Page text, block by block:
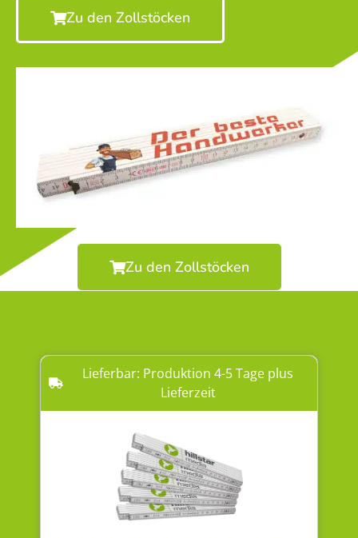
Zu den Zollstöcken
Zu den Zollstöcken
Lieferbar: Produktion 4-5 Tage plus
Lieferzeit